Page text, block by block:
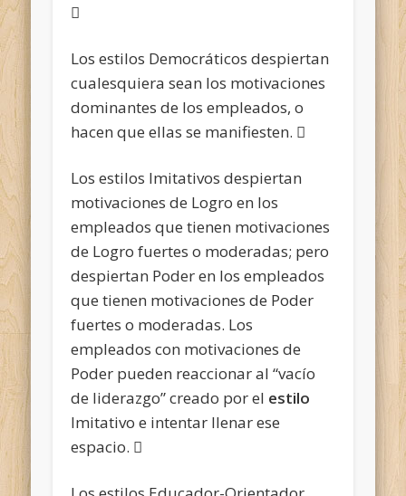

Los estilos Democráticos despiertan
cualesquiera sean los motivaciones
dominantes de los empleados, o
hacen que ellas se manifiesten. 
Los estilos Imitativos despiertan
motivaciones de Logro en los
empleados que tienen motivaciones
de Logro fuertes o moderadas; pero
despiertan Poder en los empleados
que tienen motivaciones de Poder
fuertes o moderadas. Los
empleados con motivaciones de
Poder pueden reaccionar al “vacío
de liderazgo” creado por el estilo
Imitativo e intentar llenar ese
espacio. 